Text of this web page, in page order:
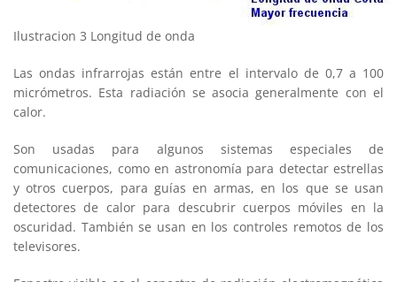
Ilustracion 3 Longitud de onda
Las ondas infrarrojas están entre el intervalo de 0,7 a 100
micrómetros. Esta radiación se asocia generalmente con el
calor.
Son usadas para algunos sistemas especiales de
comunicaciones, como en astronomía para detectar estrellas
y otros cuerpos, para guías en armas, en los que se usan
detectores de calor para descubrir cuerpos móviles en la
oscuridad. También se usan en los controles remotos de los
televisores.